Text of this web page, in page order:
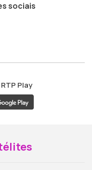
sociais
ao
RTP Play